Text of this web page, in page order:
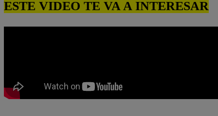
ESTE VIDEO TE VA A INTERESAR